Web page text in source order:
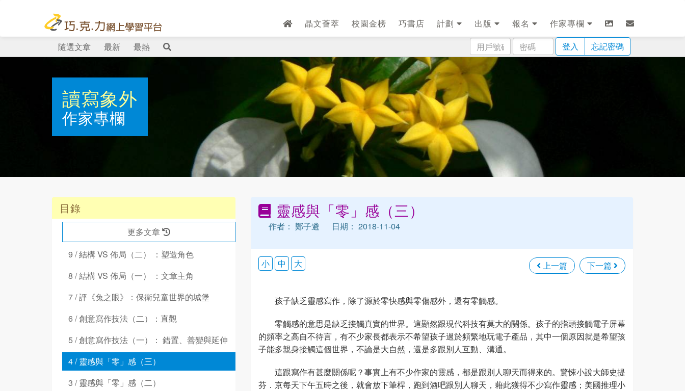
晶文薈萃 校園金榜 巧書店 計劃 出版 報名
作家專欄
用
戶
碼
密
碼
登入 忘記密碼
隨選文章 最新 最熱
讀寫象外
作家專欄
目錄
更多文章
9 / 結構 VS 佈局（二） ：塑造角色
8 / 結構 VS 佈局（一） ：文章主角
7 / 評《兔之眼》：保衛兒童世界的城堡
6 / 創意寫作技法（二）：直觀
5 / 創意寫作技法（一）： 錯置、善變與延伸
4 / 靈感與「零」感（三）
3 / 靈感與「零」感（二）
靈感與「零」感（三）
作者： 鄭子遴 日期： 2018-11-04
上一篇 下一篇
小 中 大
孩子缺乏靈感寫作，除了源於零快感與零傷感外，還有零觸感。
零觸感的意思是缺乏接觸真實的世界。這顯然跟現代科技有莫大的關係。孩子的指頭接觸電子屏幕
的頻率之高自不待言，有不少家長都表示不希望孩子過於頻繁地玩電子產品，其中一個原因就是希望孩
子能多親身接觸這個世界，不論是大自然，還是多跟別人互動、溝通。
這跟寫作有甚麼關係呢？事實上有不少作家的靈感，都是跟別人聊天而得來的。驚悚小說大師史提
芬．京每天下午五時之後，就會放下筆桿，跑到酒吧跟別人聊天，藉此獲得不少寫作靈感；美國推理小